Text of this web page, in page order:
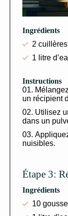
Ingrédients
2
1 litre
Instructions
un récipient
Utilisez
dans un
nuisibles.
Étape 3:
Ingrédients
10